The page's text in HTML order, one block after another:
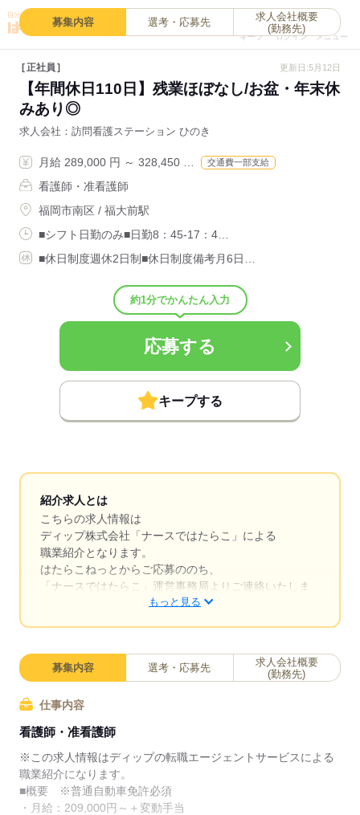
キープ
0
ログイン メニュー
募集内容 選考・応募先
求人会社概要
(勤務先)
正社員 更新日:5月12日
【年間休日110日】残業ほぼなし/お盆・年末休
みあり◎
求人会社 訪問看護ステーション ひのき
月給 289,000 円 ～ 328,450 … 交通費一部支給
看護師・准看護師
福岡市南区 / 福大前駅
■シフト日勤のみ■日勤8：45-17：4…
■休日制度週休2日制■休日制度備考月6日…
約1分でかんたん入力
応募する
キープする
紹介求人とは
こちらの求人情報は
ディップ株式会社「ナースではたらこ」による
職業紹介となります。
はたらこねっとからご応募ののち、
「ナースではたらこ」運営事務局よりご連絡いたしま
求職中の看護師さんの転職を専任の
キャリアアドバイザーが入職まで無料でサポートいた
日本最大級の求人情報の中からぴったりな求人をご紹
介。
履歴書作成のアドバイスや面接日の調整だけでなく、
お給料、お休み、入職時期の交渉もサポートします。
もっと見る
募集内容 選考・応募先
求人会社概要
(勤務先)
仕事内容
看護師・准看護師
※この求人情報はディップの転職エージェントサービスによる
職業紹介になります。
■概要 ※普通自動車免許必須
・月給：209,000円～＋変動手当